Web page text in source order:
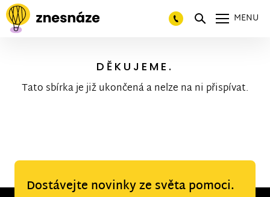
MENU
DĚKUJEME.
Tato sbírka je již ukončená a nelze na ni přispívat.
Dostávejte novinky ze světa pomoci.